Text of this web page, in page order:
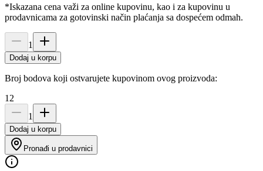
*Iskazana cena važi za online kupovinu, kao i za kupovinu u
prodavnicama za gotovinski način plaćanja sa dospećem odmah.
1
Dodaj u korpu
Broj bodova koji ostvarujete kupovinom ovog proizvoda:
12
1
Dodaj u korpu
Pronađi u prodavnici